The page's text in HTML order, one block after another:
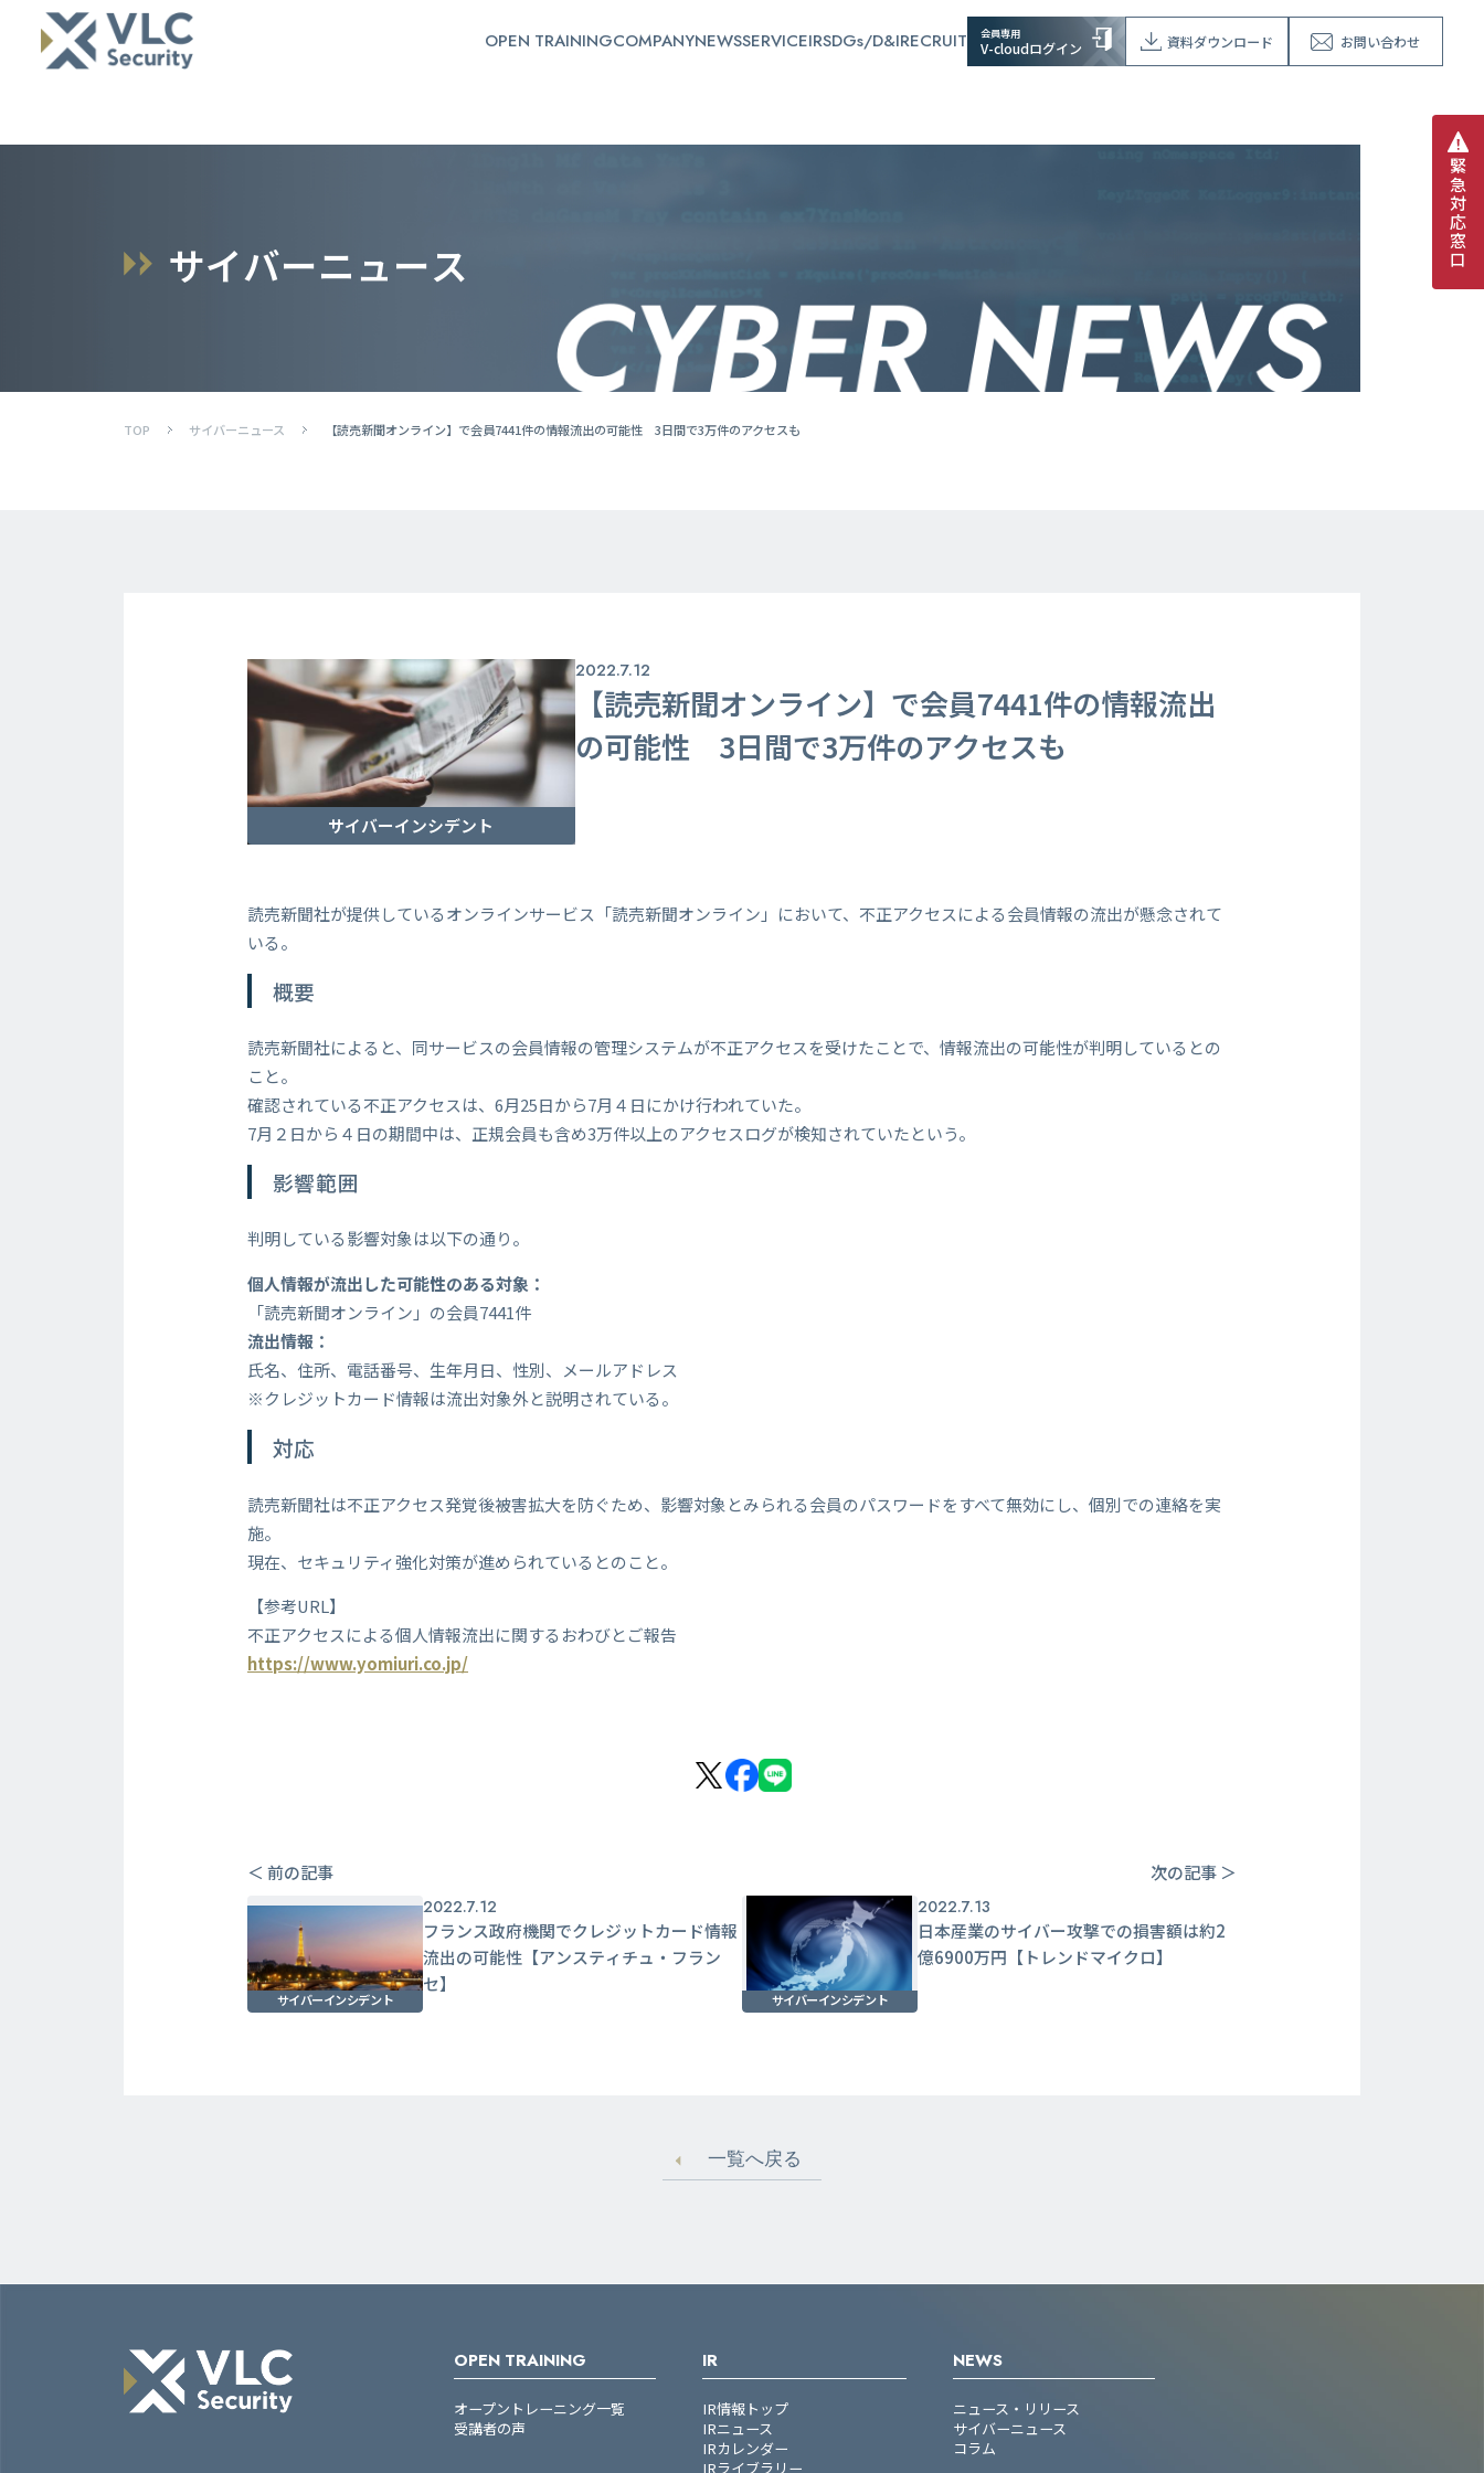
OPEN TRAININGCOMPANYNEWSSERVICEIRSDGs/D&IRECRUIT 会員専用
V-cloudログイン 資料ダウンロード お問い合わせ
緊
急
対
応
窓
口
サイバーニュース
TOP サイバーニュース 【読売新聞オンライン】で会員7441件の情報流出の可能性 3日間で3万件のアクセスも
サイバーインシデント
2022.7.12
【読売新聞オンライン】で会員7441件の情報流出
の可能性 3日間で3万件のアクセスも
読売新聞社が提供しているオンラインサービス「読売新聞オンライン」において、不正アクセスによる会員情報の流出が懸念されて
いる。
概要
読売新聞社によると、同サービスの会員情報の管理システムが不正アクセスを受けたことで、情報流出の可能性が判明しているとの
こと。
確認されている不正アクセスは、6月25日から7月４日にかけ行われていた。
7月２日から４日の期間中は、正規会員も含め3万件以上のアクセスログが検知されていたという。
影響範囲
判明している影響対象は以下の通り。
個人情報が流出した可能性のある対象：
「読売新聞オンライン」の会員7441件
流出情報：
氏名、住所、電話番号、生年月日、性別、メールアドレス
※クレジットカード情報は流出対象外と説明されている。
対応
読売新聞社は不正アクセス発覚後被害拡大を防ぐため、影響対象とみられる会員のパスワードをすべて無効にし、個別での連絡を実
施。
現在、セキュリティ強化対策が進められているとのこと。
【参考URL】
不正アクセスによる個人情報流出に関するおわびとご報告
https://www.yomiuri.co.jp/
＜ 前の記事 次の記事 ＞
サイバーインシデント
2022.7.12
フランス政府機関でクレジットカード情報
流出の可能性【アンスティチュ・フラン
セ】
サイバーインシデント
2022.7.13
日本産業のサイバー攻撃での損害額は約2
億6900万円【トレンドマイクロ】
一覧へ戻る
OPEN TRAINING
オープントレーニング一覧
受講者の声
IR
IR情報トップ
IRニュース
IRカレンダー
IRライブラリー
NEWS
ニュース・リリース
サイバーニュース
コラム